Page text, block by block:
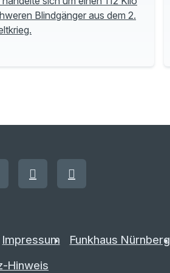
Blindgänger aus dem 2.
Impressum Funkhaus Nürnberg
Hinweis